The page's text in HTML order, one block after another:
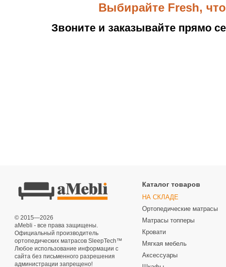
Выбирайте Fresh,
Звоните и заказывайте прямо
© 2015—2026
aMebli - все права защищены.
Официальный производитель
ортопедических матрасов SleepTech™
Любое использование информации с
сайта без письменного разрешения
администрации запрещено!
Каталог товаров
НА СКЛАДЕ
Ортопедические матрасы
Матрасы топперы
Кровати
Мягкая мебель
Аксессуары